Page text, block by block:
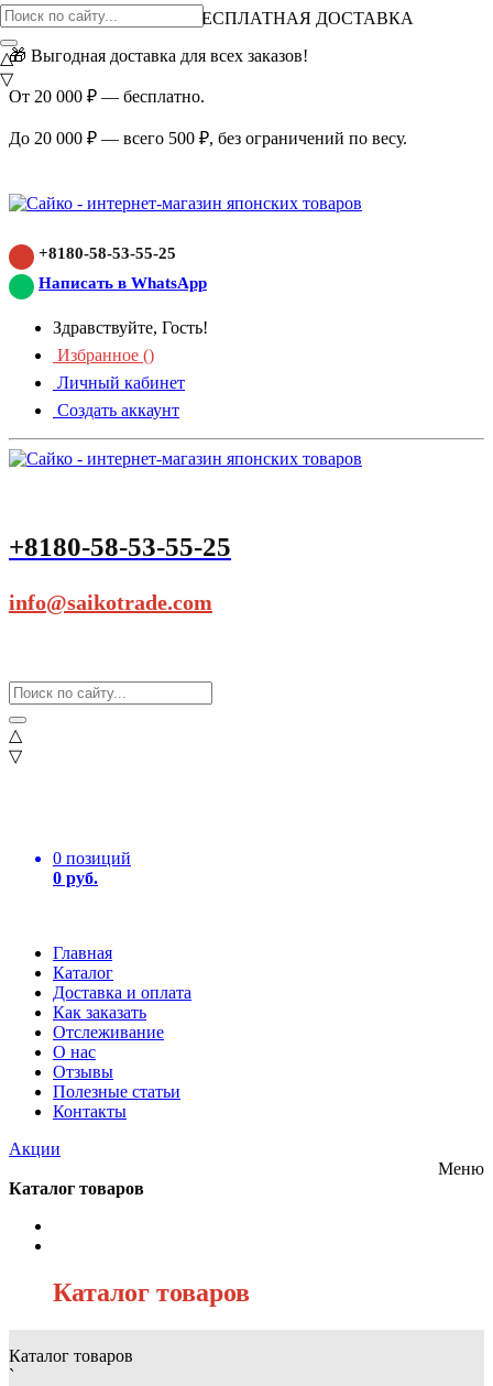
ВНИМАНИЕ АКЦИЯ!
БЕСПЛАТНАЯ ДОСТАВКА
🎁 Выгодная доставка для всех заказов!
От 20 000 ₽ — бесплатно.
До 20 000 ₽ — всего 500 ₽, без ограничений по весу.
+8180-58-53-55-25
Написать в WhatsApp
Здравствуйте, Гость!
Избранное ()
Личный кабинет
Создать аккаунт
+8180-58-53-55-25
info@saikotrade.com
△
▽
0 позиций
0 руб.
Главная
Каталог
Доставка и оплата
Как заказать
Отслеживание
О нас
Отзывы
Полезные статьи
Контакты
Акции
△
▽
Меню
Каталог товаров
Каталог товаров
Каталог товаров
`